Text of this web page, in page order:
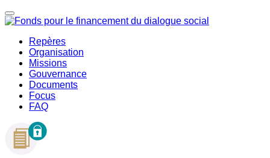
Repères
Organisation
Missions
Gouvernance
Documents
Focus
FAQ